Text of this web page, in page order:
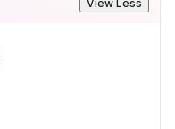
View Less